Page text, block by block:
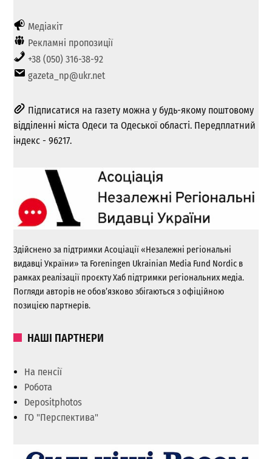
Медіакіт
Рекламні пропозиції
+38 (050) 316-38-92
gazeta_np@ukr.net
Підписатися на газету можна у будь-якому поштовому
відділенні міста Одеси та Одеської області. Передплатний
індекс - 96217.
Здійснено за підтримки Асоціації «Незалежні регіональні
видавці України» та Foreningen Ukrainian Media Fund Nordic в
рамках реалізації проєкту Хаб підтримки регіональних медіа.
Погляди авторів не обов’язково збігаються з офіційною
позицією партнерів.
НАШІ ПАРТНЕРИ
На пенсії
Робота
Depositphotos
ГО "Перспектива"